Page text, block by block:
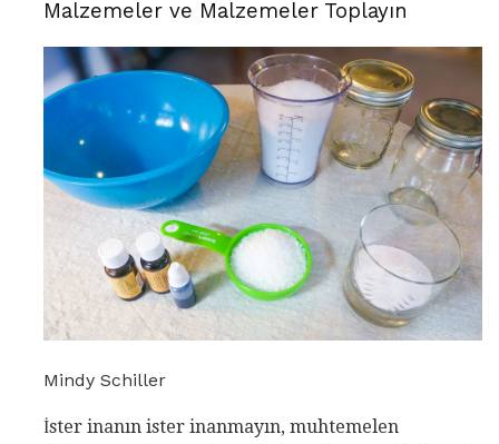
Malzemeler ve Malzemeler Toplayın
Mindy Schiller
İster inanın ister inanmayın, muhtemelen